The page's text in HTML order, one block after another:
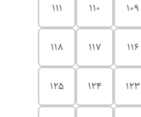
109
110
111
116
117
118
123
124
125